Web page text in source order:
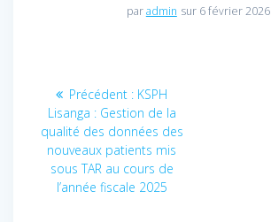
paradmin sur 6 février 2026
Navigation
de
l’article
Précédent : Article
précédent
:
KSPH
Lisanga : Gestion de la
qualité des données des
nouveaux patients mis
sous TAR au cours de
l’année fiscale 2025